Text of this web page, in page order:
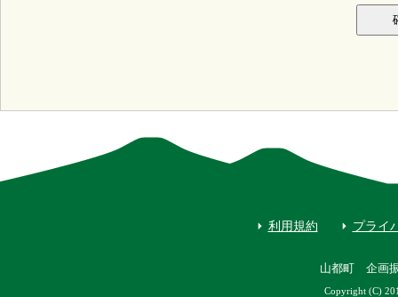
利用規約 プライ
山都町 企画
Copyright (C)